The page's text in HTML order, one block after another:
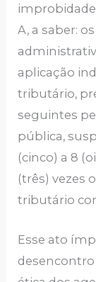
A, a saber:
aplicação
tributário,
seguintes
pública,
(cinco) a 8
(três) vezes
tributário
Esse ato